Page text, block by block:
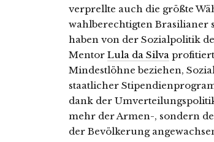
verprellte auch die größte
wahlberechtigten Brasilianer
haben von der Sozialpolitik
Mentor Lula da Silva
Mindestlöhne beziehen,
staatlicher
dank der
mehr der Armen-, sondern
der Bevölkerung